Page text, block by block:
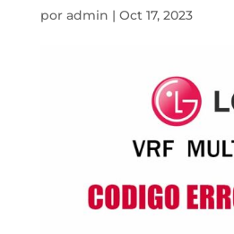
por admin | Oct 17, 2023